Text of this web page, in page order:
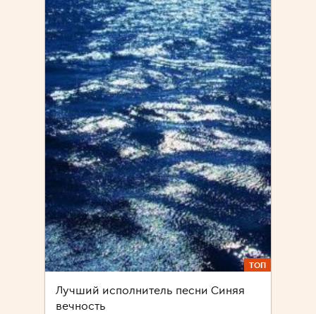
ТОП
Лучший исполнитель песни Синяя
вечность